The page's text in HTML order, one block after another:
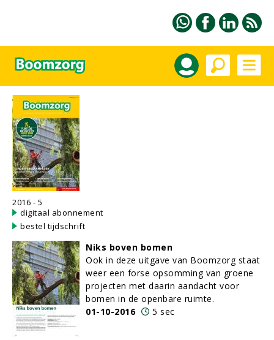
2016 - 5
digitaal abonnement
bestel tijdschrift
Niks boven bomen
Ook in deze uitgave van Boomzorg staat
weer een forse opsomming van groene
projecten met daarin aandacht voor
bomen in de openbare ruimte.
01-10-2016
5 sec